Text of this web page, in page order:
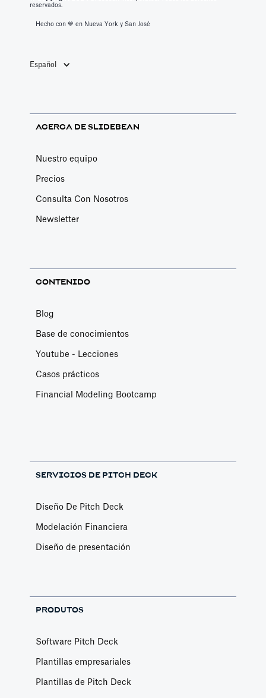
reservados.
Hecho con 💙️ en Nueva York y San José
Español
ACERCA DE SLIDEBEAN
Nuestro equipo
Precios
Consulta Con Nosotros
Newsletter
CONTENIDO
Blog
Base de conocimientos
Youtube - Lecciones
Casos prácticos
Financial Modeling Bootcamp
SERVICIOS DE PITCH DECK
Diseño De Pitch Deck
Modelación Financiera
Diseño de presentación
PRODUTOS
Software Pitch Deck
Plantillas empresariales
Plantillas de Pitch Deck